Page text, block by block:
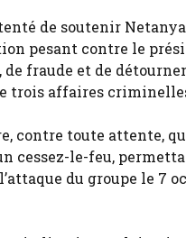
de soutenir
pesant contre le
fraude et de
trois affaires
contre toute attente,
cessez-le-feu,
du groupe le 7